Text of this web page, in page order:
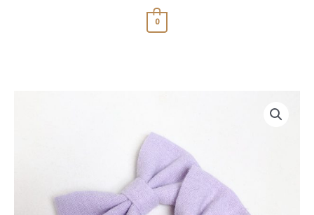
0
4,00€